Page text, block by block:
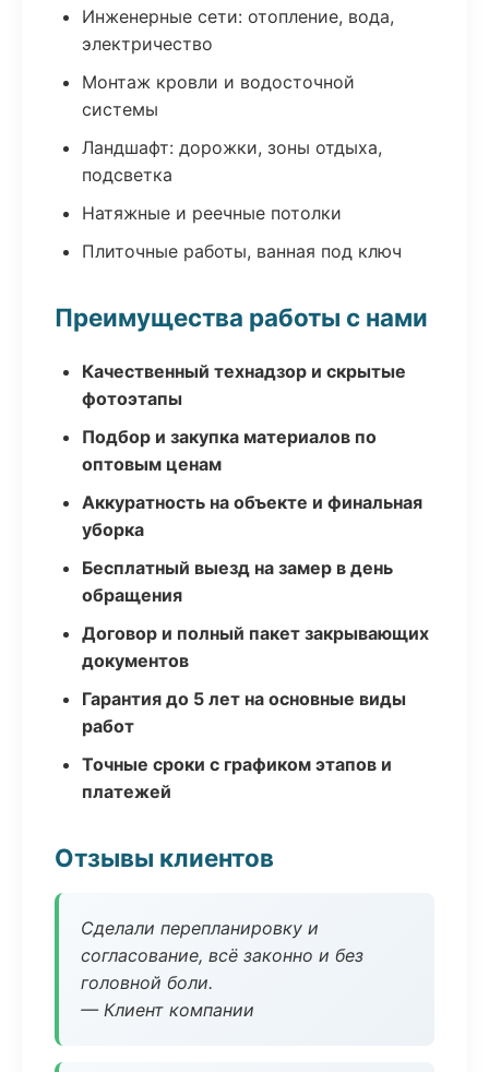
Инженерные сети: отопление, вода,
электричество
Монтаж кровли и водосточной
системы
Ландшафт: дорожки, зоны отдыха,
подсветка
Натяжные и реечные потолки
Плиточные работы, ванная под ключ
Преимущества работы с нами
Качественный технадзор и скрытые
фотоэтапы
Подбор и закупка материалов по
оптовым ценам
Аккуратность на объекте и финальная
уборка
Бесплатный выезд на замер в день
обращения
Договор и полный пакет закрывающих
документов
Гарантия до 5 лет на основные виды
работ
Точные сроки с графиком этапов и
платежей
Отзывы клиентов
Сделали перепланировку и
согласование, всё законно и без
головной боли.
— Клиент компании